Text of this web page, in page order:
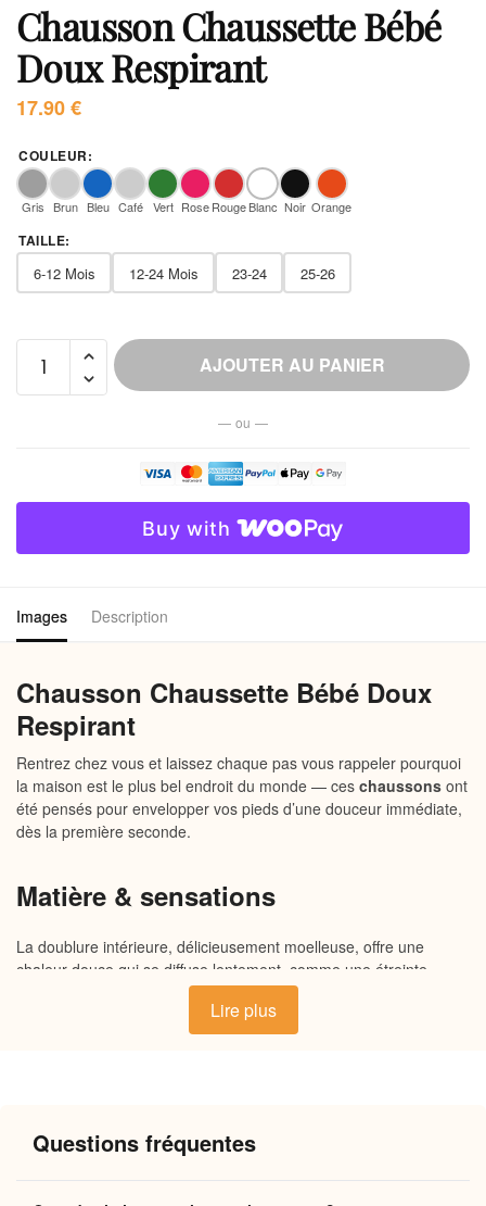
Chausson Chaussette Bébé
Doux Respirant
17.90€
COULEUR:
Gris Brun Bleu Café Vert RoseRougeBlanc Noir Orange
TAILLE:
6-12 Mois 12-24 Mois 23-24 25-26
Chausson
Respirant
AJOUTER AU PANIER
— ou —
Buy with
Images Description
Chausson Chaussette Bébé Doux
Respirant
Rentrez chez vous et laissez chaque pas vous rappeler pourquoi
la maison est le plus bel endroit du monde — ces chaussons ont
été pensés pour envelopper vos pieds d’une douceur immédiate,
dès la première seconde.
Matière & sensations
La doublure intérieure, délicieusement moelleuse, offre une
chaleur douce qui se diffuse lentement, comme une étreinte
autour de vos pieds. L’extérieur en tissu souple épouse chaque
mouvement naturellement, sans contrainte. La semelle légère et
antidérapante assure une tenue sécurisante sur vos sols, qu’ils
Pourquoi vous allez l’adorer
Lire plus
Questions fréquentes